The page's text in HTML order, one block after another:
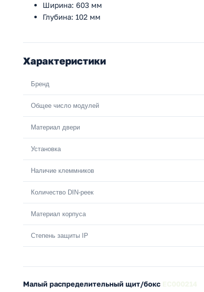
Ширина: 603 мм
Глубина: 102 мм
Характеристики
Бренд
Общее число модулей
Материал двери
Установка
Наличие клеммников
Количество DIN-реек
Материал корпуса
Степень защиты IP
Малый распределительный щит/бокс